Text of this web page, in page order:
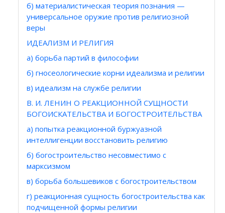
б) материалистическая теория познания —
универсальное оружие против религиозной
веры
ИДЕАЛИЗМ И РЕЛИГИЯ
а) борьба партий в философии
б) гносеологические корни идеализма и религии
в) идеализм на службе религии
В. И. ЛЕНИН О РЕАКЦИОННОЙ СУЩНОСТИ
БОГОИСКАТЕЛЬСТВА И БОГОСТРОИТЕЛЬСТВА
а) попытка реакционной буржуазной
интеллигенции восстановить религию
б) богостроительство несовместимо с
марксизмом
в) борьба большевиков с богостроительством
г) реакционная сущность богостроительства как
подчищенной формы религии